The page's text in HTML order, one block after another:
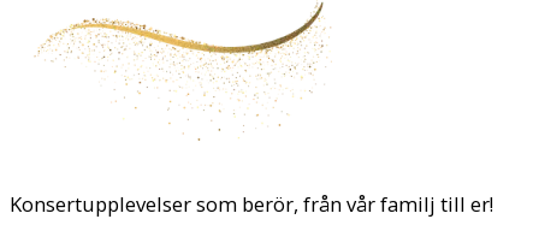
Konsertupplevelser som berör, från vår familj till er!